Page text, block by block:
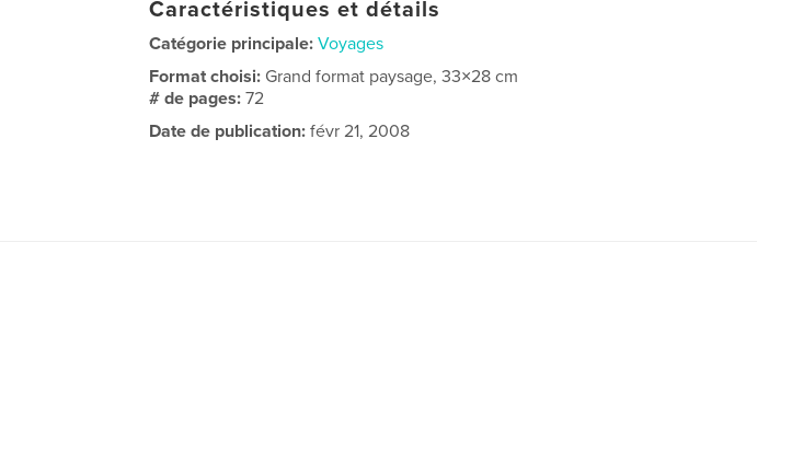
Caractéristiques et détails
Catégorie principale: Voyages
Format choisi: Grand format paysage, 33×28 cm
# de pages:72
Date de publication: févr 21, 2008